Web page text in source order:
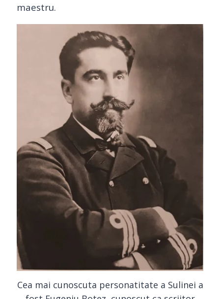
maestru.
Cea mai cunoscuta personatitate a Sulinei a